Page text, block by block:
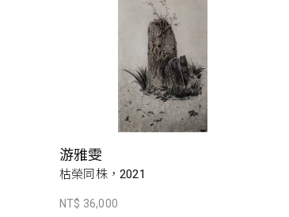
游雅雯
枯榮同株，2021
NT$ 36,000